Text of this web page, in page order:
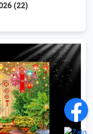
(22)